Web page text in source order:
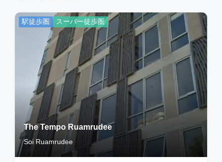
駅徒歩圏 スーパー徒歩圏
The Tempo Ruamrudee
Soi Ruamrudee